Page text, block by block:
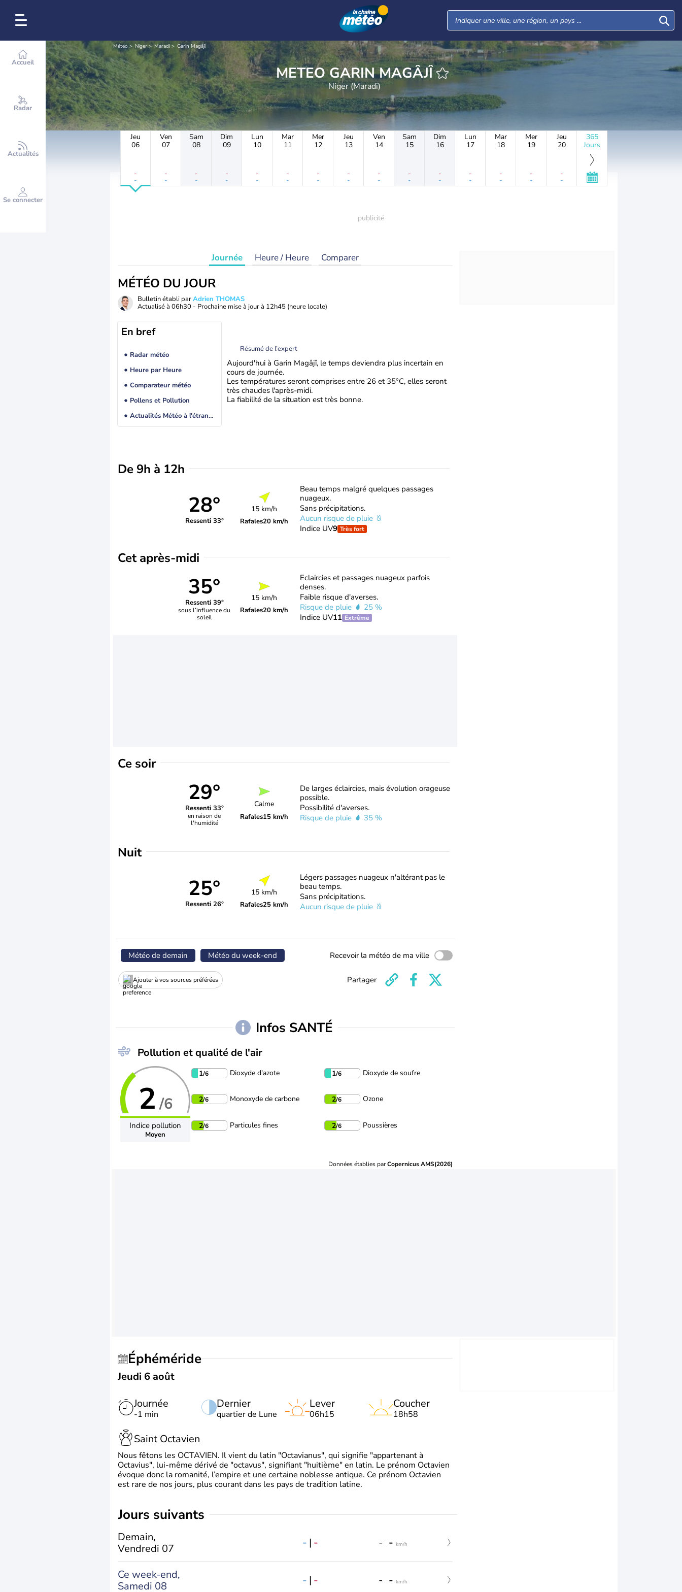
Accueil
Radar
Actualités
Se connecter
Météo Niger Maradi Garin Magâjî
METEO GARIN MAGÂJÎ
Niger (Maradi)
Jeu
06
-
-
Ven
07
-
-
Sam
08
-
-
Dim
09
-
-
Lun
10
-
-
Mar
11
-
-
Mer
12
-
-
Jeu
13
-
-
Ven
14
-
-
Sam
15
-
-
Dim
16
-
-
Lun
17
-
-
Mar
18
-
-
Mer
19
-
-
Jeu
20
-
-
365
Jours
Journée Heure / Heure Comparer
MÉTÉO DU JOUR
Bulletin établi parAdrien THOMAS
Actualisé à 06h30 - Prochaine mise à jour à 12h45 (heure locale)
En bref
Radar météo
Heure par Heure
Comparateur météo
Pollens et Pollution
Actualités Météo à l'étranger
Résumé de l’expert
Aujourd'hui à Garin Magâjî, le temps deviendra plus incertain en
cours de journée.
Les températures seront comprises entre 26 et 35°C, elles seront
très chaudes l'après-midi.
La fiabilité de la situation est très bonne.
De 9h à 12h
28°
Ressenti 33°
15 km/h
Rafales20 km/h
Beau temps malgré quelques passages
nuageux.
Sans précipitations.
Aucun risque de pluie
Indice UV9 Très fort
Cet après-midi
35°
Ressenti 39°
sous l’influence du
soleil
15 km/h
Rafales20 km/h
Eclaircies et passages nuageux parfois
denses.
Faible risque d'averses.
Risque de pluie
25 %
Indice UV11 Extrême
Ce soir
29°
Ressenti 33°
en raison de
l'humidité
Calme
Rafales15 km/h
De larges éclaircies, mais évolution orageuse
possible.
Possibilité d'averses.
Risque de pluie
35 %
Nuit
25°
Ressenti 26°
15 km/h
Rafales25 km/h
Légers passages nuageux n'altérant pas le
beau temps.
Sans précipitations.
Aucun risque de pluie
Météo de demain Météo du week-end Recevoir la météo de ma ville
Ajouter à vos sources préférées Partager
Infos SANTÉ
Pollution et qualité de l'air
2 /6
Indice pollution
Moyen
1/6 Dioxyde d'azote 1/6 Dioxyde de soufre
2/6 Monoxyde de carbone 2/6 Ozone
2/6 Particules fines 2/6 Poussières
Données établies parCopernicus AMS(2026)
Éphéméride
Jeudi 6 août
Journée
-1 min
Dernier
quartier de Lune
Lever
06h15
Coucher
18h58
Saint Octavien
Nous fêtons les OCTAVIEN. Il vient du latin "Octavianus", qui signifie "appartenant à
Octavius", lui-même dérivé de "octavus", signifiant "huitième" en latin. Le prénom Octavien
évoque donc la romanité, l’empire et une certaine noblesse antique. Ce prénom Octavien
est rare de nos jours, plus courant dans les pays de tradition latine.
jours suivants
Demain,
Vendredi 07
- | - - - km/h
Ce week-end,
Samedi 08
- | - - - km/h